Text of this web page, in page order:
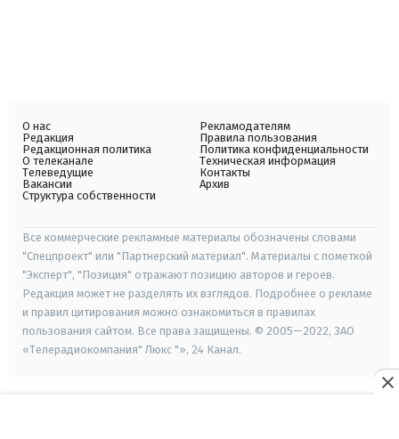
О нас
Редакция
Редакционная политика
О телеканале
Телеведущие
Вакансии
Структура собственности
Рекламодателям
Правила пользования
Политика конфиденциальности
Техническая информация
Контакты
Архив
Все коммерческие рекламные материалы обозначены словами
"Спецпроект" или "Партнерский материал". Материалы с пометкой
"Эксперт", "Позиция" отражают позицию авторов и героев.
Редакция может не разделять их взглядов. Подробнее о рекламе
и правил цитирования можно ознакомиться в правилах
пользования сайтом. Все права защищены. © 2005—2022, ЗАО
«Телерадиокомпания" Люкс "», 24 Канал.